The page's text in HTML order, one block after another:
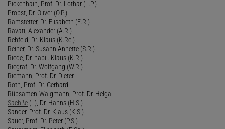
Pickenhain, Prof. Dr. Lothar (L.P.)
Probst, Dr. Oliver (O.P.)
Ramstetter, Dr. Elisabeth (E.R.)
Ravati, Alexander (A.R.)
Rehfeld, Dr. Klaus (K.Re.)
Reiner, Dr. Susann Annette (S.R.)
Riede, Dr. habil. Klaus (K.R.)
Riegraf, Dr. Wolfgang (W.R.)
Riemann, Prof. Dr. Dieter
Roth, Prof. Dr. Gerhard
Rübsamen-Waigmann, Prof. Dr. Helga
Sachße (†), Dr. Hanns (H.S.)
Sander, Prof. Dr. Klaus (K.S.)
Sauer, Prof. Dr. Peter (P.S.)